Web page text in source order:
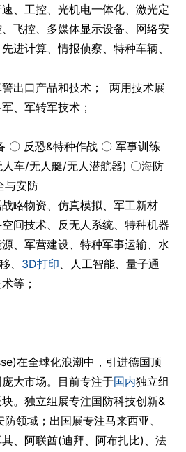
、工控、光机电一体化、激光定
飞控、多媒体显示设备、网络安
进计算、情报侦察、特种车辆、
出口产品和技术； 两用技术展
民参军、军转军技术；
〇 反恐&特种作战 〇 军事训练
车/无人艇/无人潜航器) 〇海防
与安防
略物资、仿真模拟、军工新材
间技术、反无人系统、特种机器
、军营建设、特种军事运输、水
、 3D打印、人工智能、量子通
等；
在全球化浪潮中，引进德国顶
大市场。目前专注于国内独立组
。独立组展专注国防科技创新&
领域；出国展专注马来西亚、
、阿联酋(迪拜、阿布扎比)、法